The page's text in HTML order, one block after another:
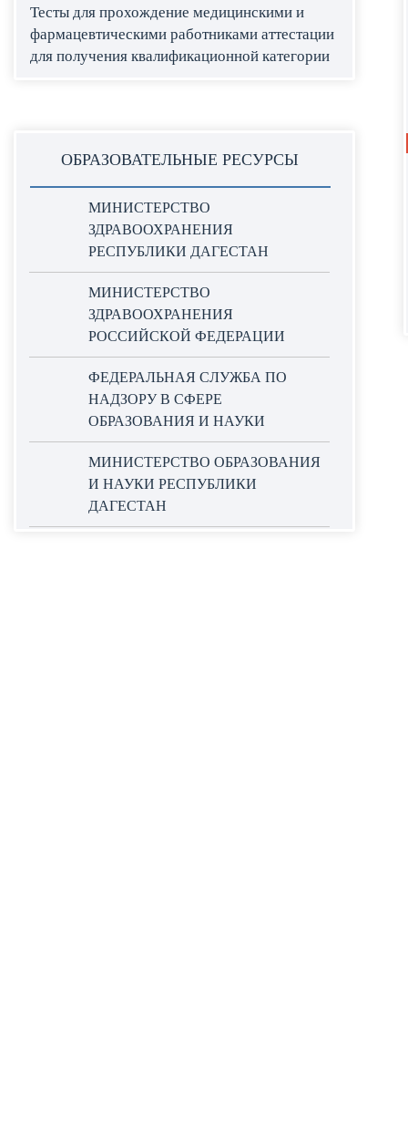
Тесты для прохождение медицинскими и
фармацевтическими работниками аттестации
для получения квалификационной категории
ОБРАЗОВАТЕЛЬНЫЕ РЕСУРСЫ
МИНИСТЕРСТВО
ЗДРАВООХРАНЕНИЯ
РЕСПУБЛИКИ ДАГЕСТАН
МИНИСТЕРСТВО
ЗДРАВООХРАНЕНИЯ
РОССИЙСКОЙ ФЕДЕРАЦИИ
ФЕДЕРАЛЬНАЯ СЛУЖБА ПО
НАДЗОРУ В СФЕРЕ
ОБРАЗОВАНИЯ И НАУКИ
МИНИСТЕРСТВО ОБРАЗОВАНИЯ
И НАУКИ РЕСПУБЛИКИ
ДАГЕСТАН